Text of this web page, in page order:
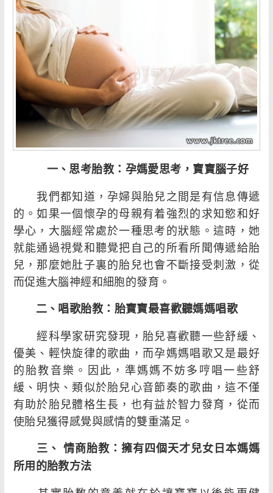
一、思考胎教：孕媽愛思考，寶寶腦子好
我們都知道，孕婦與胎兒之間是有信息傳遞
的。如果一個懷孕的母親有着強烈的求知慾和好
學心，大腦經常處於一種思考的狀態。這時，她
就能通過視覺和聽覺把自己的所看所聞傳遞給胎
兒，那麼她肚子裏的胎兒也會不斷接受刺激，從
而促進大腦神經和細胞的發育。
二、唱歌胎教：胎寶寶最喜歡聽媽媽唱歌
經科學家研究發現，胎兒喜歡聽一些舒緩、
優美、輕快旋律的歌曲，而孕媽媽唱歌又是最好
的胎教音樂。因此，準媽媽不妨多哼唱一些舒
緩、明快、類似於胎兒心音節奏的歌曲，這不僅
有助於胎兒體格生長，也有益於智力發育，從而
使胎兒獲得感覺與感情的雙重滿足。
三、 情商胎教：擁有四個天才兒女日本媽媽
所用的胎教方法